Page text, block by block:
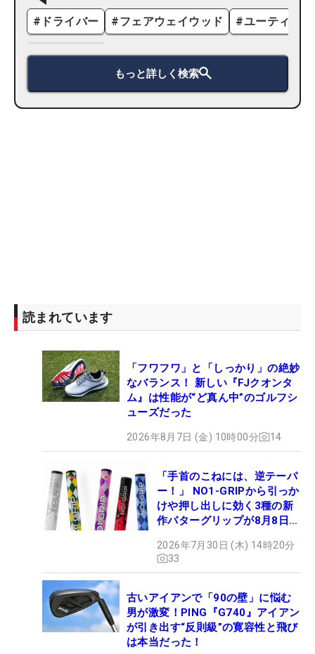
# ドライバー #フェアウェイウッド #ユーティリ
もっと詳しく検索
読まれています
「フワフワ」と「しっかり」の絶妙
なバランス！ 新しい『FJクオンタ
ム』は性能が“ど真ん中”のゴルフシ
ューズだった
2026年8月7日 (金) 10時00分 14
「手首のこねには、逆テーパ
ー！」 NO1-GRIPから引っか
けや押し出しに効く3種の新
作パターグリップが8月8日デ
2026年7月30日 (木) 14時20分
33
古いアイアンで「90の壁」に悩む
男が激変！PING『G740』アイアン
が引き出す“反則級”の寛容性と飛び
は本当だった！